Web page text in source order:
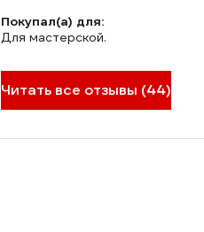
Покупал(а) для:
Для мастерской.
Читать все отзывы (44)